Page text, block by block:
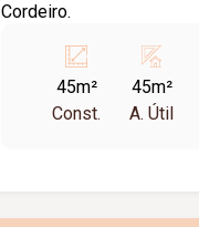
Cordeiro.
45m²
Const.
45m²
A. Útil